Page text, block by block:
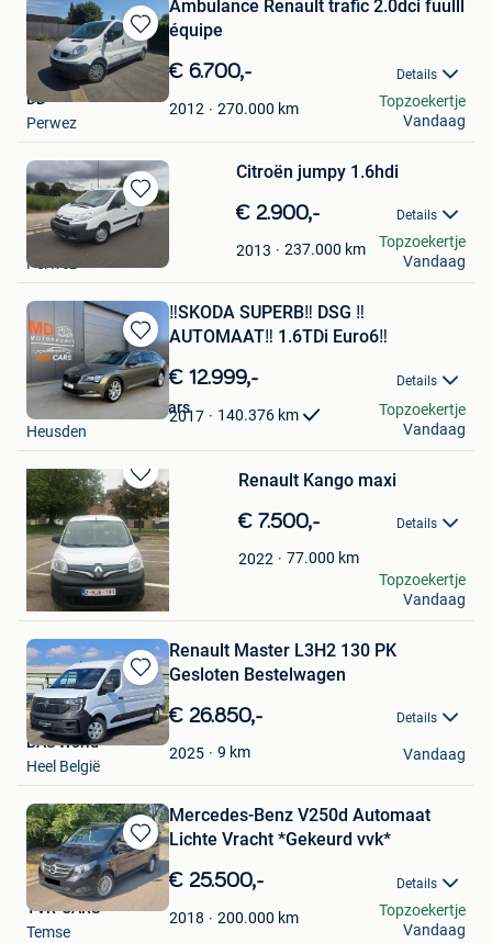
Bewaren
in
Mijn
Favorieten
Ambulance Renault trafic 2.0dci fuulll
équipe
€ 6.700,- Details
2012 270.000 km
DD
Perwez
Topzoekertje
Vandaag
Bewaren
in
Favorieten
Citroën jumpy 1.6hdi
€ 2.900,- Details
2013 237.000 km
DD
Perwez
Topzoekertje
Vandaag
Bewaren
in
Mijn
Favorieten
‼️SKODA SUPERB‼️ DSG ‼️
AUTOMAAT‼️ 1.6TDi Euro6‼️
€ 12.999,- Details
2017 140.376 km
MD Motorhomes & Cars
Heusden
Topzoekertje
Vandaag
Bewaren
in
Mijn
Favorieten
Renault Kango maxi
€ 7.500,- Details
2022 77.000 km
john hermans
Borgloon
Topzoekertje
Vandaag
Bewaren
in
Mijn
Favorieten
Renault Master L3H2 130 PK
Gesloten Bestelwagen
€ 26.850,- Details
2025 9 km
BAS World
Heel België
Vandaag
Bewaren
in
Mijn
Favorieten
Mercedes-Benz V250d Automaat
Lichte Vracht *Gekeurd vvk*
€ 25.500,- Details
2018 200.000 km
TVR-CARS
Temse
Topzoekertje
Vandaag